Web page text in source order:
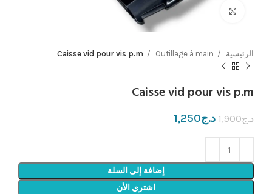
Click to enlarge
الرئيسية Outillage à main
Caisse vid pour vis p.m
Caisse vid pour vis p.m
د.ج1,900 د.ج1,250
إضافة إلى السلة
اشتري الأن